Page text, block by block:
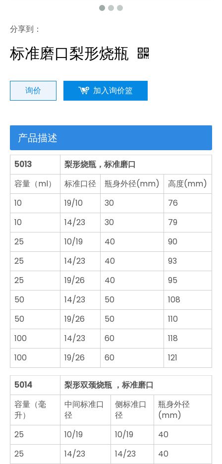
分享到：
标准磨口梨形烧瓶
询价 加入询价篮
产品描述
5013
梨形烧瓶，标准磨口
容量（ml）
标准口径 瓶身外径(mm)
高度(mm)
10
19/10 30
76
10
14/23 30
79
25
10/19 40
90
25
14/23 40
93
25
19/26 40
95
50
14/23 50
108
50
19/26 50
110
100
14/23 60
118
100
19/26 60 121
5014
梨形双颈烧瓶 ，标准磨口
容量（毫
升）
中间标准口
径
侧标准口
径
瓶身外径
(mm)
25
10/19 10/19
40
25
14/23 14/23
40